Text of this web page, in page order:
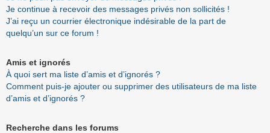
Je continue à recevoir des messages privés non sollicités !
J’ai reçu un courrier électronique indésirable de la part de
quelqu’un sur ce forum !
Amis et ignorés
À quoi sert ma liste d’amis et d’ignorés ?
Comment puis-je ajouter ou supprimer des utilisateurs de ma liste
d’amis et d’ignorés ?
Recherche dans les forums